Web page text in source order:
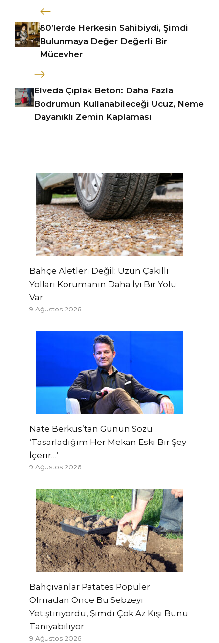
80’lerde Herkesin Sahibiydi, Şimdi
Bulunmaya Değer Değerli Bir
Mücevher
Elveda Çıplak Beton: Daha Fazla
Bodrumun Kullanabileceği Ucuz, Neme
Dayanıklı Zemin Kaplaması
Bahçe Aletleri Değil: Uzun Çakıllı
Yolları Korumanın Daha İyi Bir Yolu
Var
9 Ağustos 2026
Nate Berkus’tan Günün Sözü:
‘Tasarladığım Her Mekan Eski Bir Şey
İçerir…’
9 Ağustos 2026
Bahçıvanlar Patates Popüler
Olmadan Önce Bu Sebzeyi
Yetiştiriyordu, Şimdi Çok Az Kişi Bunu
Tanıyabiliyor
9 Ağustos 2026